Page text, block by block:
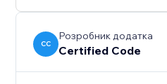
CC
Розробник додатка
Certified Code